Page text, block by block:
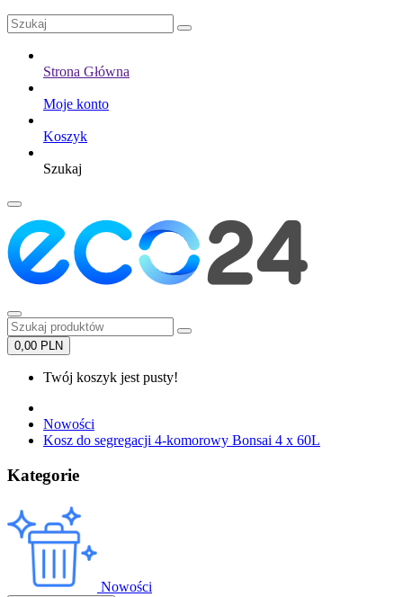
Strona Główna
Moje konto
Koszyk
Szukaj
0,00 PLN
Twój koszyk jest pusty!
Nowości
Kosz do segregacji 4-komorowy Bonsai 4 x 60L
Kategorie
Nowości